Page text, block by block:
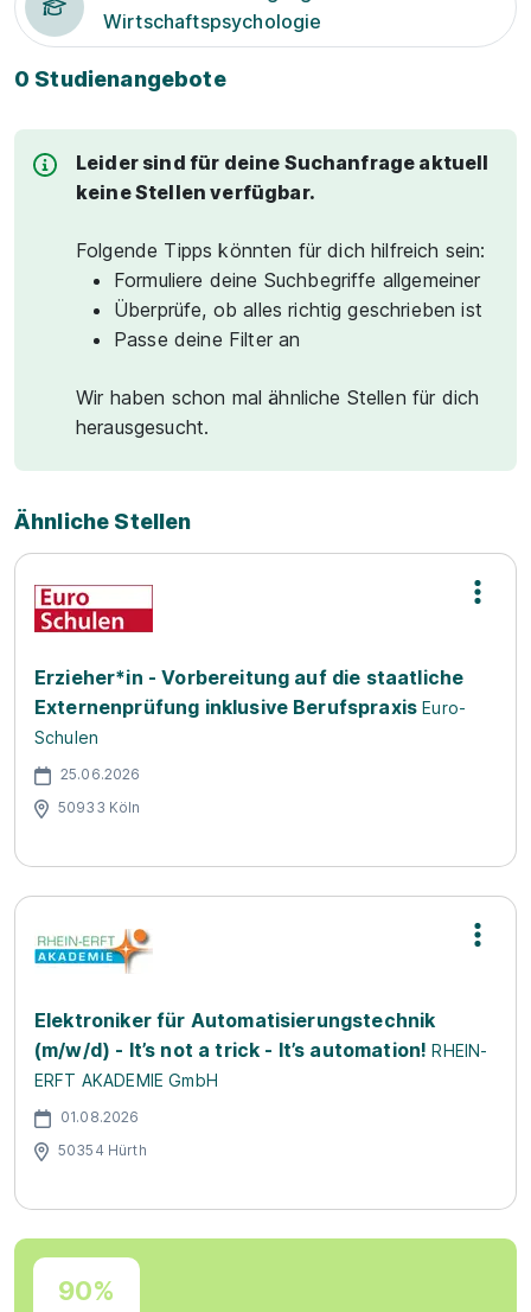
Wirtschaftspsychologie
0 Studienangebote
Leider sind für deine Suchanfrage aktuell
keine Stellen verfügbar.
Folgende Tipps könnten für dich hilfreich sein:
Formuliere deine Suchbegriffe allgemeiner
Überprüfe, ob alles richtig geschrieben ist
Passe deine Filter an
Wir haben schon mal ähnliche Stellen für dich
herausgesucht.
Ähnliche Stellen
Erzieher*in - Vorbereitung auf die staatliche
Externenprüfung inklusive Berufspraxis Euro-
Schulen
25.06.2026
50933 Köln
Elektroniker für Automatisierungstechnik
(m/w/d) - It’s not a trick - It’s automation! RHEIN-
ERFT AKADEMIE GmbH
01.08.2026
50354 Hürth
90%